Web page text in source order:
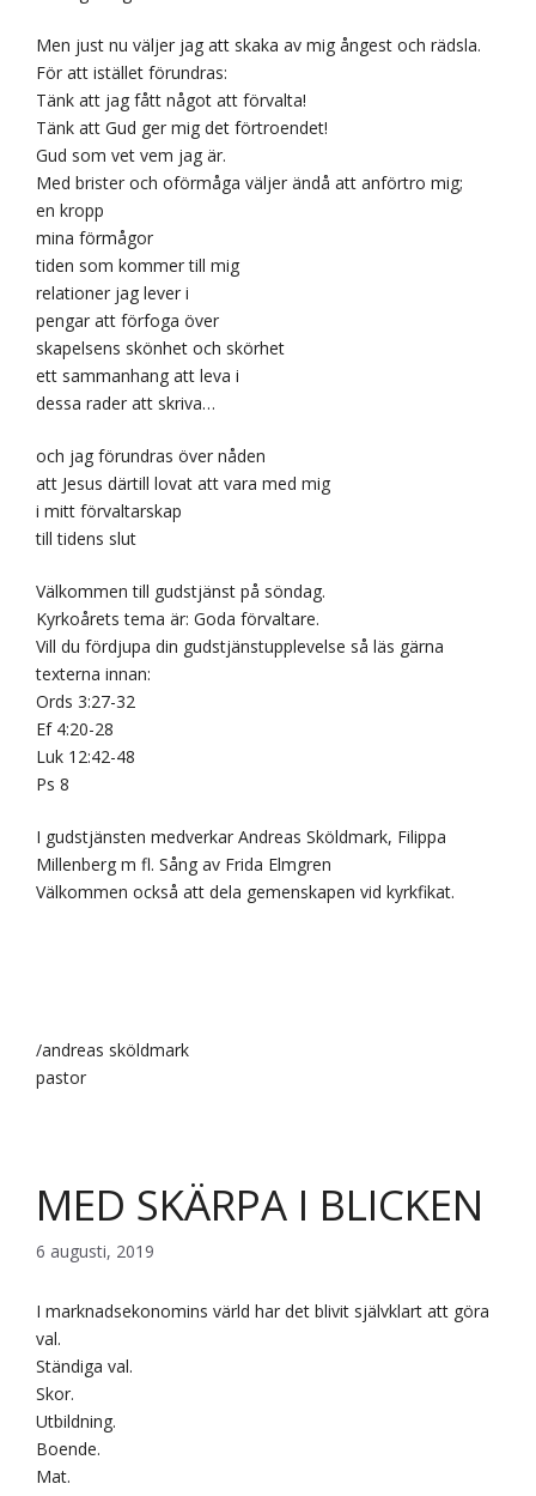
Men just nu väljer jag att skaka av mig ångest och rädsla.
För att istället förundras:
Tänk att jag fått något att förvalta!
Tänk att Gud ger mig det förtroendet!
Gud som vet vem jag är.
Med brister och oförmåga väljer ändå att anförtro mig;
en kropp
mina förmågor
tiden som kommer till mig
relationer jag lever i
pengar att förfoga över
skapelsens skönhet och skörhet
ett sammanhang att leva i
dessa rader att skriva…
och jag förundras över nåden
att Jesus därtill lovat att vara med mig
i mitt förvaltarskap
till tidens slut
Välkommen till gudstjänst på söndag.
Kyrkoårets tema är: Goda förvaltare.
Vill du fördjupa din gudstjänstupplevelse så läs gärna
texterna innan:
Ords 3:27-32
Ef 4:20-28
Luk 12:42-48
Ps 8
I gudstjänsten medverkar Andreas Sköldmark, Filippa
Millenberg m fl. Sång av Frida Elmgren
Välkommen också att dela gemenskapen vid kyrkfikat.
/andreas sköldmark
pastor
MED SKÄRPA I BLICKEN
6 augusti, 2019
I marknadsekonomins värld har det blivit självklart att göra
val.
Ständiga val.
Skor.
Utbildning.
Boende.
Mat.